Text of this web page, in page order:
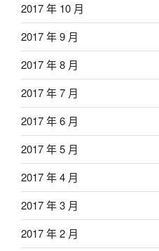
2017 年 10 月
2017 年 9 月
2017 年 8 月
2017 年 7 月
2017 年 6 月
2017 年 5 月
2017 年 4 月
2017 年 3 月
2017 年 2 月